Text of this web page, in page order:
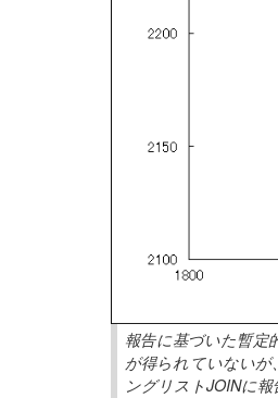
報告に基づいた暫定
が得られていないが
ングリストJOINに